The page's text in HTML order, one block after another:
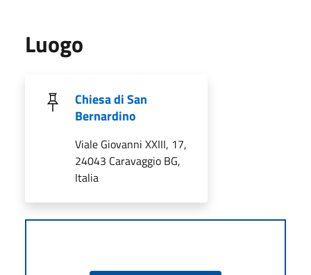
Luogo
Chiesa di San
Bernardino
Viale Giovanni XXIII, 17,
24043 Caravaggio BG,
Italia